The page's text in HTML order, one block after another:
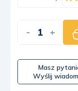
- +
Masz
Wyślij